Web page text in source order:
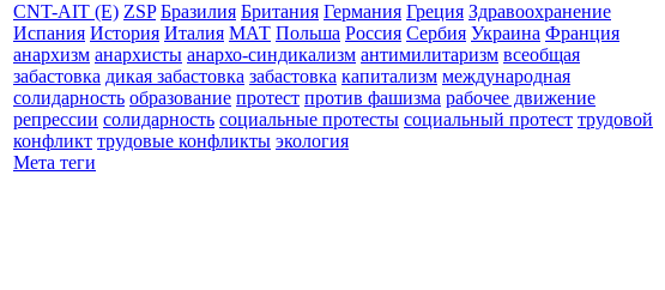
CNT-AIT (E) ZSP Бразилия Британия Германия Греция Здравоохранение
Испания История Италия МАТ Польша Россия Сербия Украина Франция
анархизм анархисты анархо-синдикализм антимилитаризм всеобщая
забастовка дикая забастовка забастовка капитализм международная
солидарность образование протест против фашизма рабочее движение
репрессии солидарность социальные протесты социальный протест трудовой
конфликт трудовые конфликты экология
Мета теги